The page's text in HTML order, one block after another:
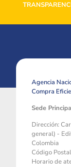
Agencia
Compra
Sede
Dirección:
general) -
Colombia
Código
Horario de